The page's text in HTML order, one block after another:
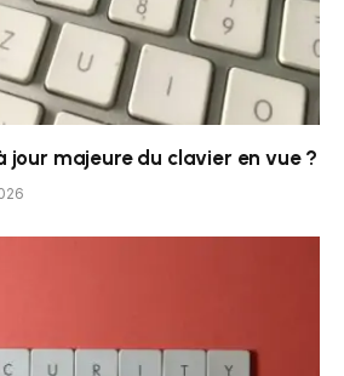
jour majeure du clavier en vue ?